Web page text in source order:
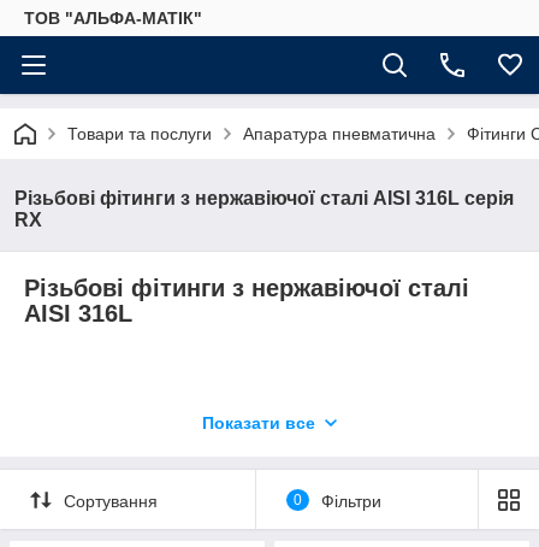
ТОВ "АЛЬФА-МАТІК"
Товари та послуги Апаратура пневматична Фітинги
Різьбові фітинги з нержавіючої сталі AISI 316L серія
RX
Різьбові фітинги з нержавіючої сталі
AISI 316L
-20°C÷200°C Max 150 bar
Показати все
Сортування 0 Фільтри